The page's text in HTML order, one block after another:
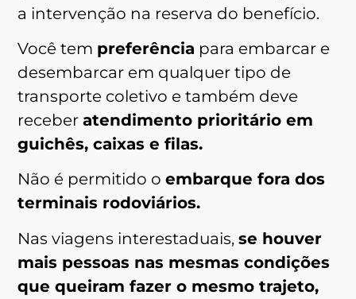
a intervenção na reserva do benefício.
Você tem preferência para embarcar e
desembarcar em qualquer tipo de
transporte coletivo e também deve
receberatendimento prioritário em
guichês, caixas e filas.
Não é permitido oembarque fora dos
terminais rodoviários.
Nas viagens interestaduais,se houver
mais pessoas nas mesmas condições
que queiram fazer o mesmo trajeto,